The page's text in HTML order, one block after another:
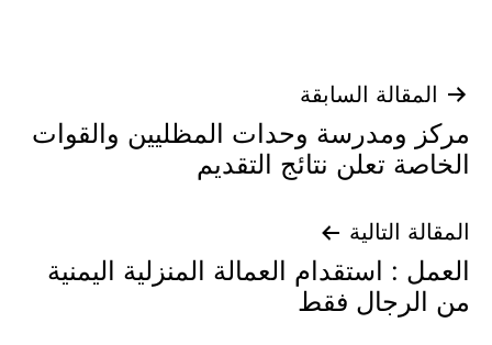
تصفّح
المقالات
المقالة السابقة
مركز ومدرسة وحدات المظليين والقوات
الخاصة تعلن نتائج التقديم
المقالة التالية
العمل : استقدام العمالة المنزلية اليمنية
من الرجال فقط